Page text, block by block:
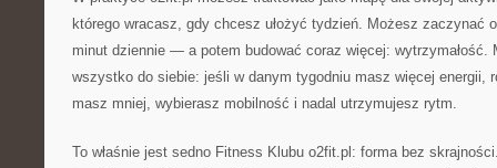
którego wracasz, gdy chcesz ułożyć tydzień. Możesz zaczynać
minut dziennie — a potem budować coraz więcej: wytrzymałość.
wszystko do siebie: jeśli w danym tygodniu masz więcej energii,
masz mniej, wybierasz mobilność i nadal utrzymujesz rytm.
To właśnie jest sedno Fitness Klubu o2fit.pl: forma bez